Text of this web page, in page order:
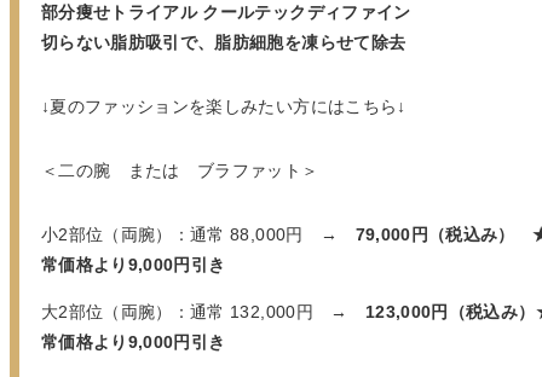
部分痩せトライアル クールテックディファイン
切らない脂肪吸引で、脂肪細胞を凍らせて除去
↓夏のファッションを楽しみたい方にはこちら↓
＜二の腕 または ブラファット＞
小2部位（両腕）：通常 88,000円 → 79,000円（税込み）
常価格より9,000円引き
大2部位（両腕）：通常 132,000円 → 123,000円（税込み
常価格より9,000円引き